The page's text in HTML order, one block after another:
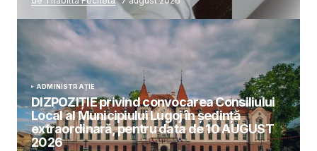
ADMINISTRAȚIE
DIZPOZIȚIE privind convocarea Consiliului
Local al Municipiului Lugoj în şedinţă
extraordinară, pentru data de 10 AUGUST
2026